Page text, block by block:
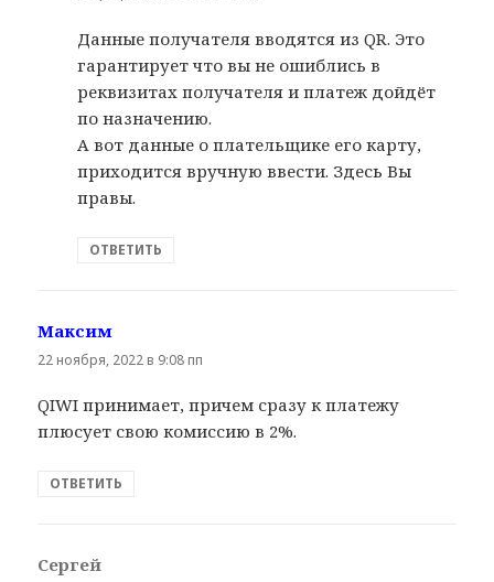
Данные получателя вводятся из QR. Это
гарантирует что вы не ошиблись в
реквизитах получателя и платеж дойдёт
по назначению.
А вот данные о плательщике его карту,
приходится вручную ввести. Здесь Вы
правы.
ОТВЕТИТЬ
Максим
22 ноября, 2022 в 9:08 пп
QIWI принимает, причем сразу к платежу
плюсует свою комиссию в 2%.
ОТВЕТИТЬ
Сергей